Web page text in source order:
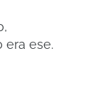
era ese.